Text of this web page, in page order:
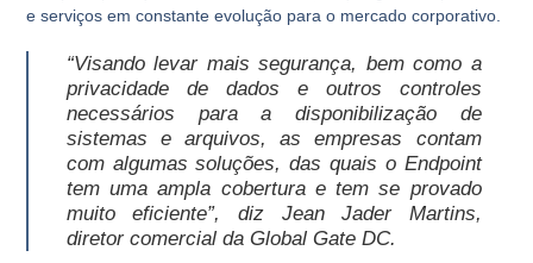
e serviços em constante evolução para o mercado corporativo.
“Visando levar mais segurança, bem como a
privacidade de dados e outros controles
necessários para a disponibilização de
sistemas e arquivos, as empresas contam
com algumas soluções, das quais o Endpoint
tem uma ampla cobertura e tem se provado
muito eficiente”, diz Jean Jader Martins,
diretor comercial da Global Gate DC.